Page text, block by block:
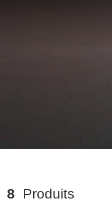
8 Produits